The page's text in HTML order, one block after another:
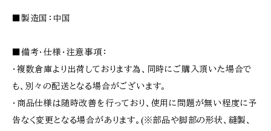
■製造国：中国
■備考・仕様・注意事項：
・複数倉庫より出荷しております為、同時にご購入頂いた場合で
も、別々の配送となる場合がございます。
・商品仕様は随時改善を行っており、使用に問題が無い程度に予
告なく変更となる場合があります。(※部品や脚部の形状、縫製、